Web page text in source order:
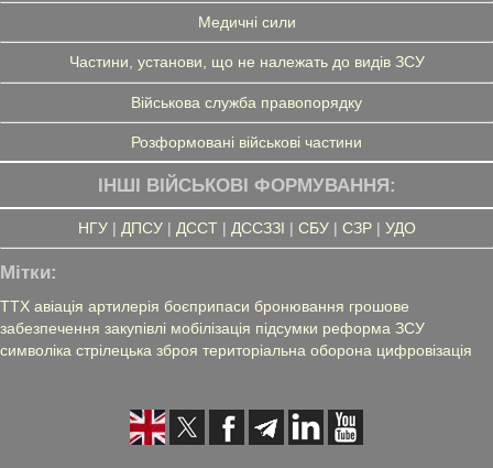
Медичні сили
Частини, установи, що не належать до видів ЗСУ
Військова служба правопорядку
Розформовані військові частини
ІНШІ ВІЙСЬКОВІ ФОРМУВАННЯ:
НГУ| ДПСУ| ДССТ| ДССЗЗІ | СБУ| СЗР| УДО
Мітки:
ТТХ авіація артилерія боєприпаси бронювання грошове
забезпечення закупівлі мобілізація підсумки реформа ЗСУ
символіка стрілецька зброя територіальна оборона цифровізація